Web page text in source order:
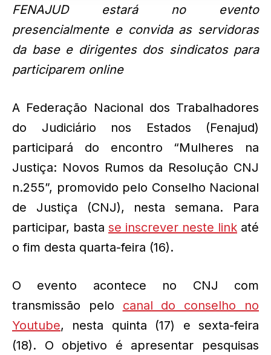
FENAJUD estará no evento
presencialmente e convida as servidoras
da base e dirigentes dos sindicatos para
participarem online
A Federação Nacional dos Trabalhadores
do Judiciário nos Estados (Fenajud)
participará do encontro “Mulheres na
Justiça: Novos Rumos da Resolução CNJ
n.255”, promovido pelo Conselho Nacional
de Justiça (CNJ), nesta semana. Para
participar, basta se inscrever neste link até
o fim desta quarta-feira (16).
O evento acontece no CNJ com
transmissão pelo canal do conselho no
Youtube, nesta quinta (17) e sexta-feira
(18). O objetivo é apresentar pesquisas